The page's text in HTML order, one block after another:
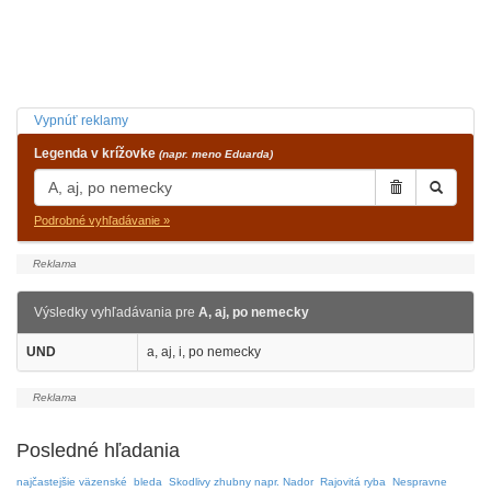
Vypnúť reklamy
Legenda v krížovke (napr. meno Eduarda)
Podrobné vyhľadávanie »
Výsledky vyhľadávania pre A, aj, po nemecky
UND a, aj, i, po nemecky
Posledné hľadania
najčastejšie väzenské bleda Skodlivy zhubny napr. Nador Rajovitá ryba Nespravne